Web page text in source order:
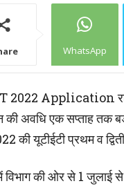
WhatsApp
2022 Application
अवधि एक सप्ताह तक
की यूटीईटी प्रथम व
विभाग की ओर से 1 जुलाई